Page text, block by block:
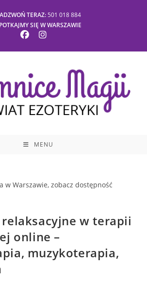
TERAZ:501 018 884
SIĘ W WARSZAWIE
MENU
w Warszawie, zobacz dostępność
relaksacyjne w terapii
online –
muzykoterapia,